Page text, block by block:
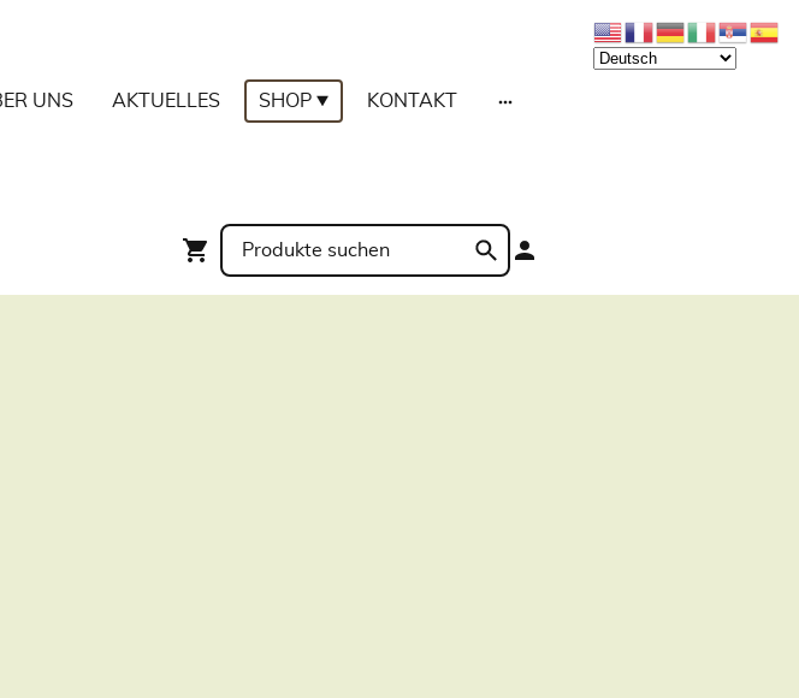
UNS AKTUELLES SHOP KONTAKT